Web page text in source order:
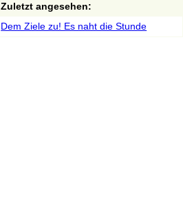
Zuletzt angesehen:
Dem Ziele zu! Es naht die Stunde